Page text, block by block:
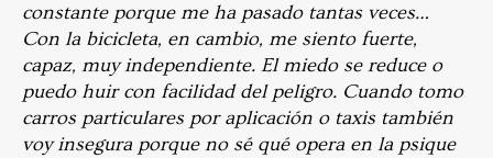
constante porque me ha pasado tantas veces…
Con la bicicleta, en cambio, me siento fuerte,
capaz, muy independiente. El miedo se reduce o
puedo huir con facilidad del peligro. Cuando tomo
carros particulares por aplicación o taxis también
voy insegura porque no sé qué opera en la psique